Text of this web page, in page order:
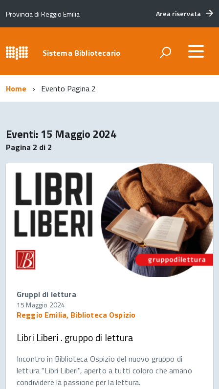
Provincia di Reggio Emilia Area riservata
Sistema Bibliotecario
Home Evento Pagina 2
Eventi: 15 Maggio 2024
Pagina 2 di 2
Gruppi di lettura
15 Maggio 2024
Reggio Emilia, Biblioteca Ospizio
Libri Liberi . gruppo di lettura
Incontro in Biblioteca Ospizio del nuovo gruppo di
lettura "Libri Liberi", aperto a tutti coloro che amano
condividere la passione per la lettura.